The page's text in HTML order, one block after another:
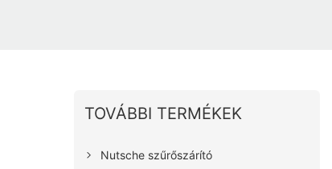
TOVÁBBI TERMÉKEK
Nutsche szűrőszárító